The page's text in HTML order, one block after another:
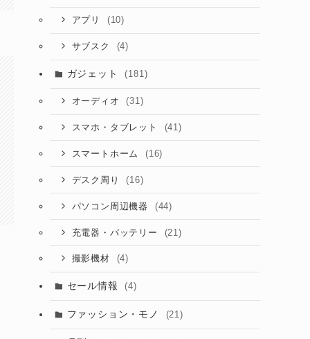
アプリ (10)
サブスク (4)
ガジェット (181)
オーディオ (31)
スマホ・タブレット (41)
スマートホーム (16)
デスク周り (16)
パソコン周辺機器 (44)
充電器・バッテリー (21)
撮影機材 (4)
セール情報 (4)
ファッション・モノ (21)